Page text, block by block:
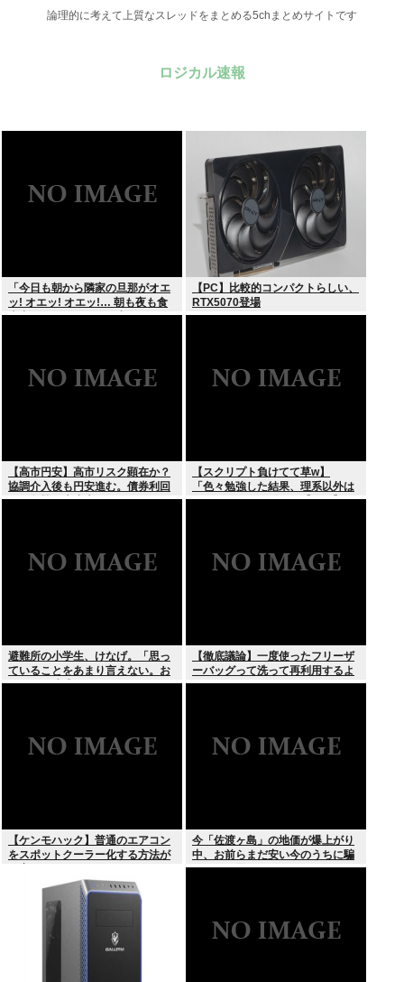
論理的に考えて上質なスレッドをまとめる5chまとめサイトです
ロジカル速報
「今日も朝から隣家の旦那がオエ
ッ! オエッ! オエッ!… 朝も夜も食
事中もかなりえづきの音がして不
【PC】比較的コンパクトらしい、
RTX5070登場
【高市円安】高市リスク顕在か？
協調介入後も円安進む。債券利回
りは急騰。大丈夫なのか？
【スクリプト負けてて草w】
「色々勉強した結果、理系以外は
エラー品だと気付いた【ガチ】」
避難所の小学生、けなげ。「思っ
ていることをあまり言えない。お
母さんに迷惑かけるから」
【徹底議論】一度使ったフリーザ
ーバッグって洗って再利用するよ
な？
【ケンモハック】普通のエアコン
をスポットクーラー化する方法が
今「佐渡ヶ島」の地価が爆上がり
中、お前らまだ安い今のうちに騙
されたと思って買っとけ！